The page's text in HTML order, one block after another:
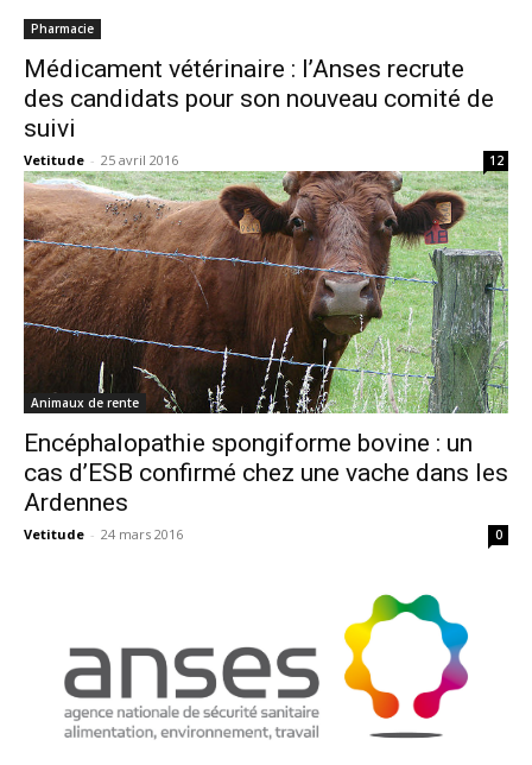
Pharmacie
Médicament vétérinaire : l’Anses recrute
des candidats pour son nouveau comité de
suivi
Vetitude - 25 avril 2016 12
Animaux de rente
Encéphalopathie spongiforme bovine : un
cas d’ESB confirmé chez une vache dans les
Ardennes
Vetitude - 24 mars 2016 0